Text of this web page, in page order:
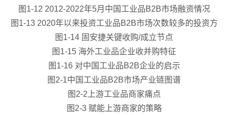
图1-12 2012-2022年5月中国工业品B2B市场融资情况
图1-13 2020年以来投资工业品B2B市场次数较多的投资方
图1-14 固安捷关键收购/成立节点
图1-15 海外工业品企业收并购特征
图1-16 对中国工业品B2B企业的启示
图2-1中国工业品B2B市场产业链图谱
图2-2上游工业品商家痛点
图2-3 赋能上游商家的策略